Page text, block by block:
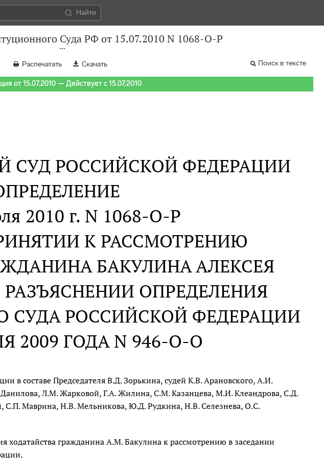
Найти
Суда РФ от 15.07.2010 N 1068-О-Р
Распечатать Скачать Поиск в тексте
от 15.07.2010 — Действует с 15.07.2010
СУД РОССИЙСКОЙ ФЕДЕРАЦИИ
2010 г. N 1068-О-Р
К РАССМОТРЕНИЮ
БАКУЛИНА АЛЕКСЕЯ
ОПРЕДЕЛЕНИЯ
СУДА РОССИЙСКОЙ ФЕДЕРАЦИИ
2009 ГОДА N 946-О-О
в составе Председателя В.Д. Зорькина, судей К.В. Арановского, А.И.
Л.М. Жарковой, Г.А. Жилина, С.М. Казанцева, М.И. Клеандрова, С.Д.
С.П. Маврина, Н.В. Мельникова, Ю.Д. Рудкина, Н.В. Селезнева, О.С.
ходатайства гражданина А.М. Бакулина к рассмотрению в заседании